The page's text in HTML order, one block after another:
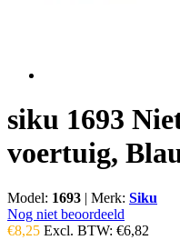
siku 1693
voertuig,
Model: 1693 | Merk: Siku
Nog niet beoordeeld
€8,25 Excl. BTW: €6,82